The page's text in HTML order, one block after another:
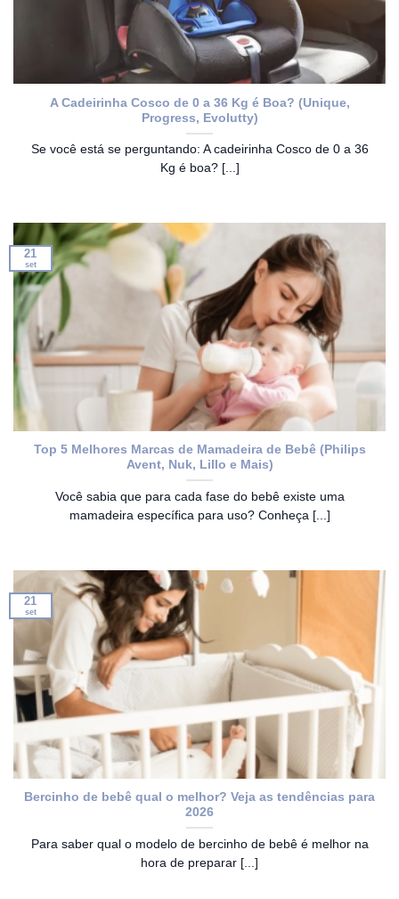
A Cadeirinha Cosco de 0 a 36 Kg é Boa? (Unique,
Progress, Evolutty)
Se você está se perguntando: A cadeirinha Cosco de 0 a 36
Kg é boa? [...]
Top 5 Melhores Marcas de Mamadeira de Bebê (Philips
Avent, Nuk, Lillo e Mais)
Você sabia que para cada fase do bebê existe uma
mamadeira específica para uso? Conheça [...]
21
set
Bercinho de bebê qual o melhor? Veja as tendências para
2026
Para saber qual o modelo de bercinho de bebê é melhor na
hora de preparar [...]
21
set